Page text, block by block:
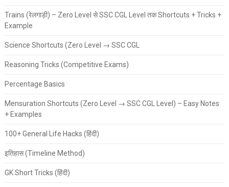
Trains (रेलगाड़ी) – Zero Level से SSC CGL Level तक Shortcuts + Tricks +
Example
Science Shortcuts (Zero Level → SSC CGL
Reasoning Tricks (Competitive Exams)
Percentage Basics
Mensuration Shortcuts (Zero Level → SSC CGL Level) – Easy Notes
+ Examples
100+ General Life Hacks (हिंदी)
इतिहास (Timeline Method)
GK Short Tricks (हिंदी)